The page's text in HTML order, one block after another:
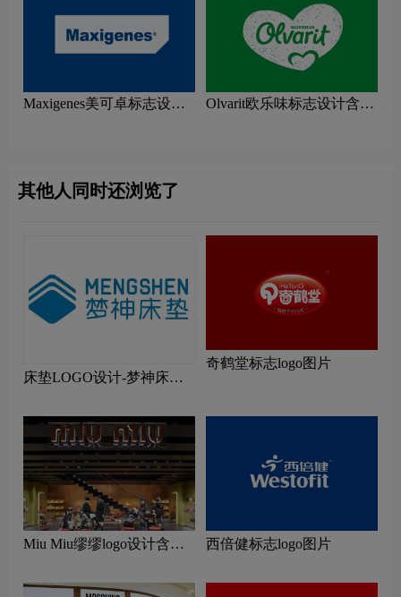
Maxigenes美可卓标志设计
Olvarit欧乐味标志设计含义
其他人同时还浏览了
床垫LOGO设计-梦神床垫
奇鹤堂标志logo图片
Miu Miu缪缪logo设计含义
西倍健标志logo图片